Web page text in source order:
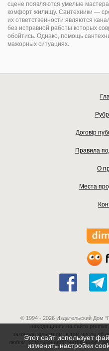
сцене появляются умелые
комфорт жилищу. Сантехники —
их ответственности являются
без исправной работы которых
обойтись. Однако, помощь
мажорных ситуациях.
Договір
Правила
О
Места
© 1994 - 2026 Издательский Дом
находящиеся на сайте
законодательством, в том числе об
любом использовании материалов
Этот сайт использует
изменить настройки